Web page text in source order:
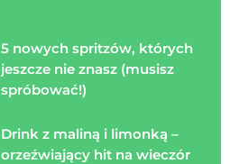
5 nowych spritzów, których
jeszcze nie znasz (musisz
spróbować!)
Drink z maliną i limonką –
orzeźwiający hit na wieczór